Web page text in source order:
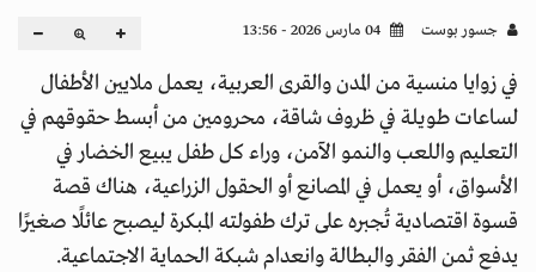
جسور بوست
في زوايا منسية من المدن والقرى العربية، يعمل ملايين الأطفال
لساعات طويلة في ظروف شاقة، محرومين من أبسط حقوقهم في
التعليم واللعب والنمو الآمن، وراء كل طفل يبيع الخضار في
الأسواق، أو يعمل في المصانع أو الحقول الزراعية، هناك قصة
قسوة اقتصادية تُجبره على ترك طفولته المبكرة ليصبح عائلًا صغيرًا
يدفع ثمن الفقر والبطالة وانعدام شبكة الحماية الاجتماعية.